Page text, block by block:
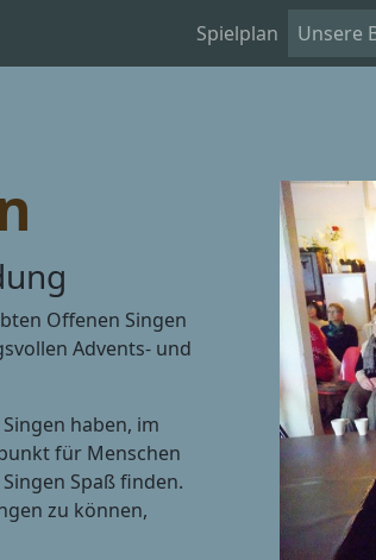
Spielplan Unsere
Offenen Singen
Advents- und
haben, im
für Menschen
Spaß finden.
zu können,